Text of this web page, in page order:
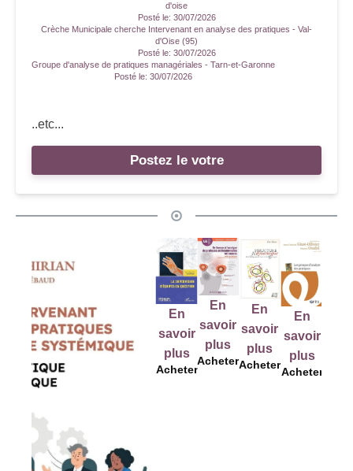
d'oise
Posté le: 30/07/2026
Crèche Municipale cherche Intervenant en analyse des pratiques - Val-
d'Oise (95)
Posté le: 30/07/2026
Groupe d'analyse de pratiques managériales - Tarn-et-Garonne
Posté le: 30/07/2026
..etc...
Postez le votre
savoir
plus
Acheter
En
savoir
Acheter
En
savoir
plus
Acheter
En
savoir
plus
Acheter
En
Acheter